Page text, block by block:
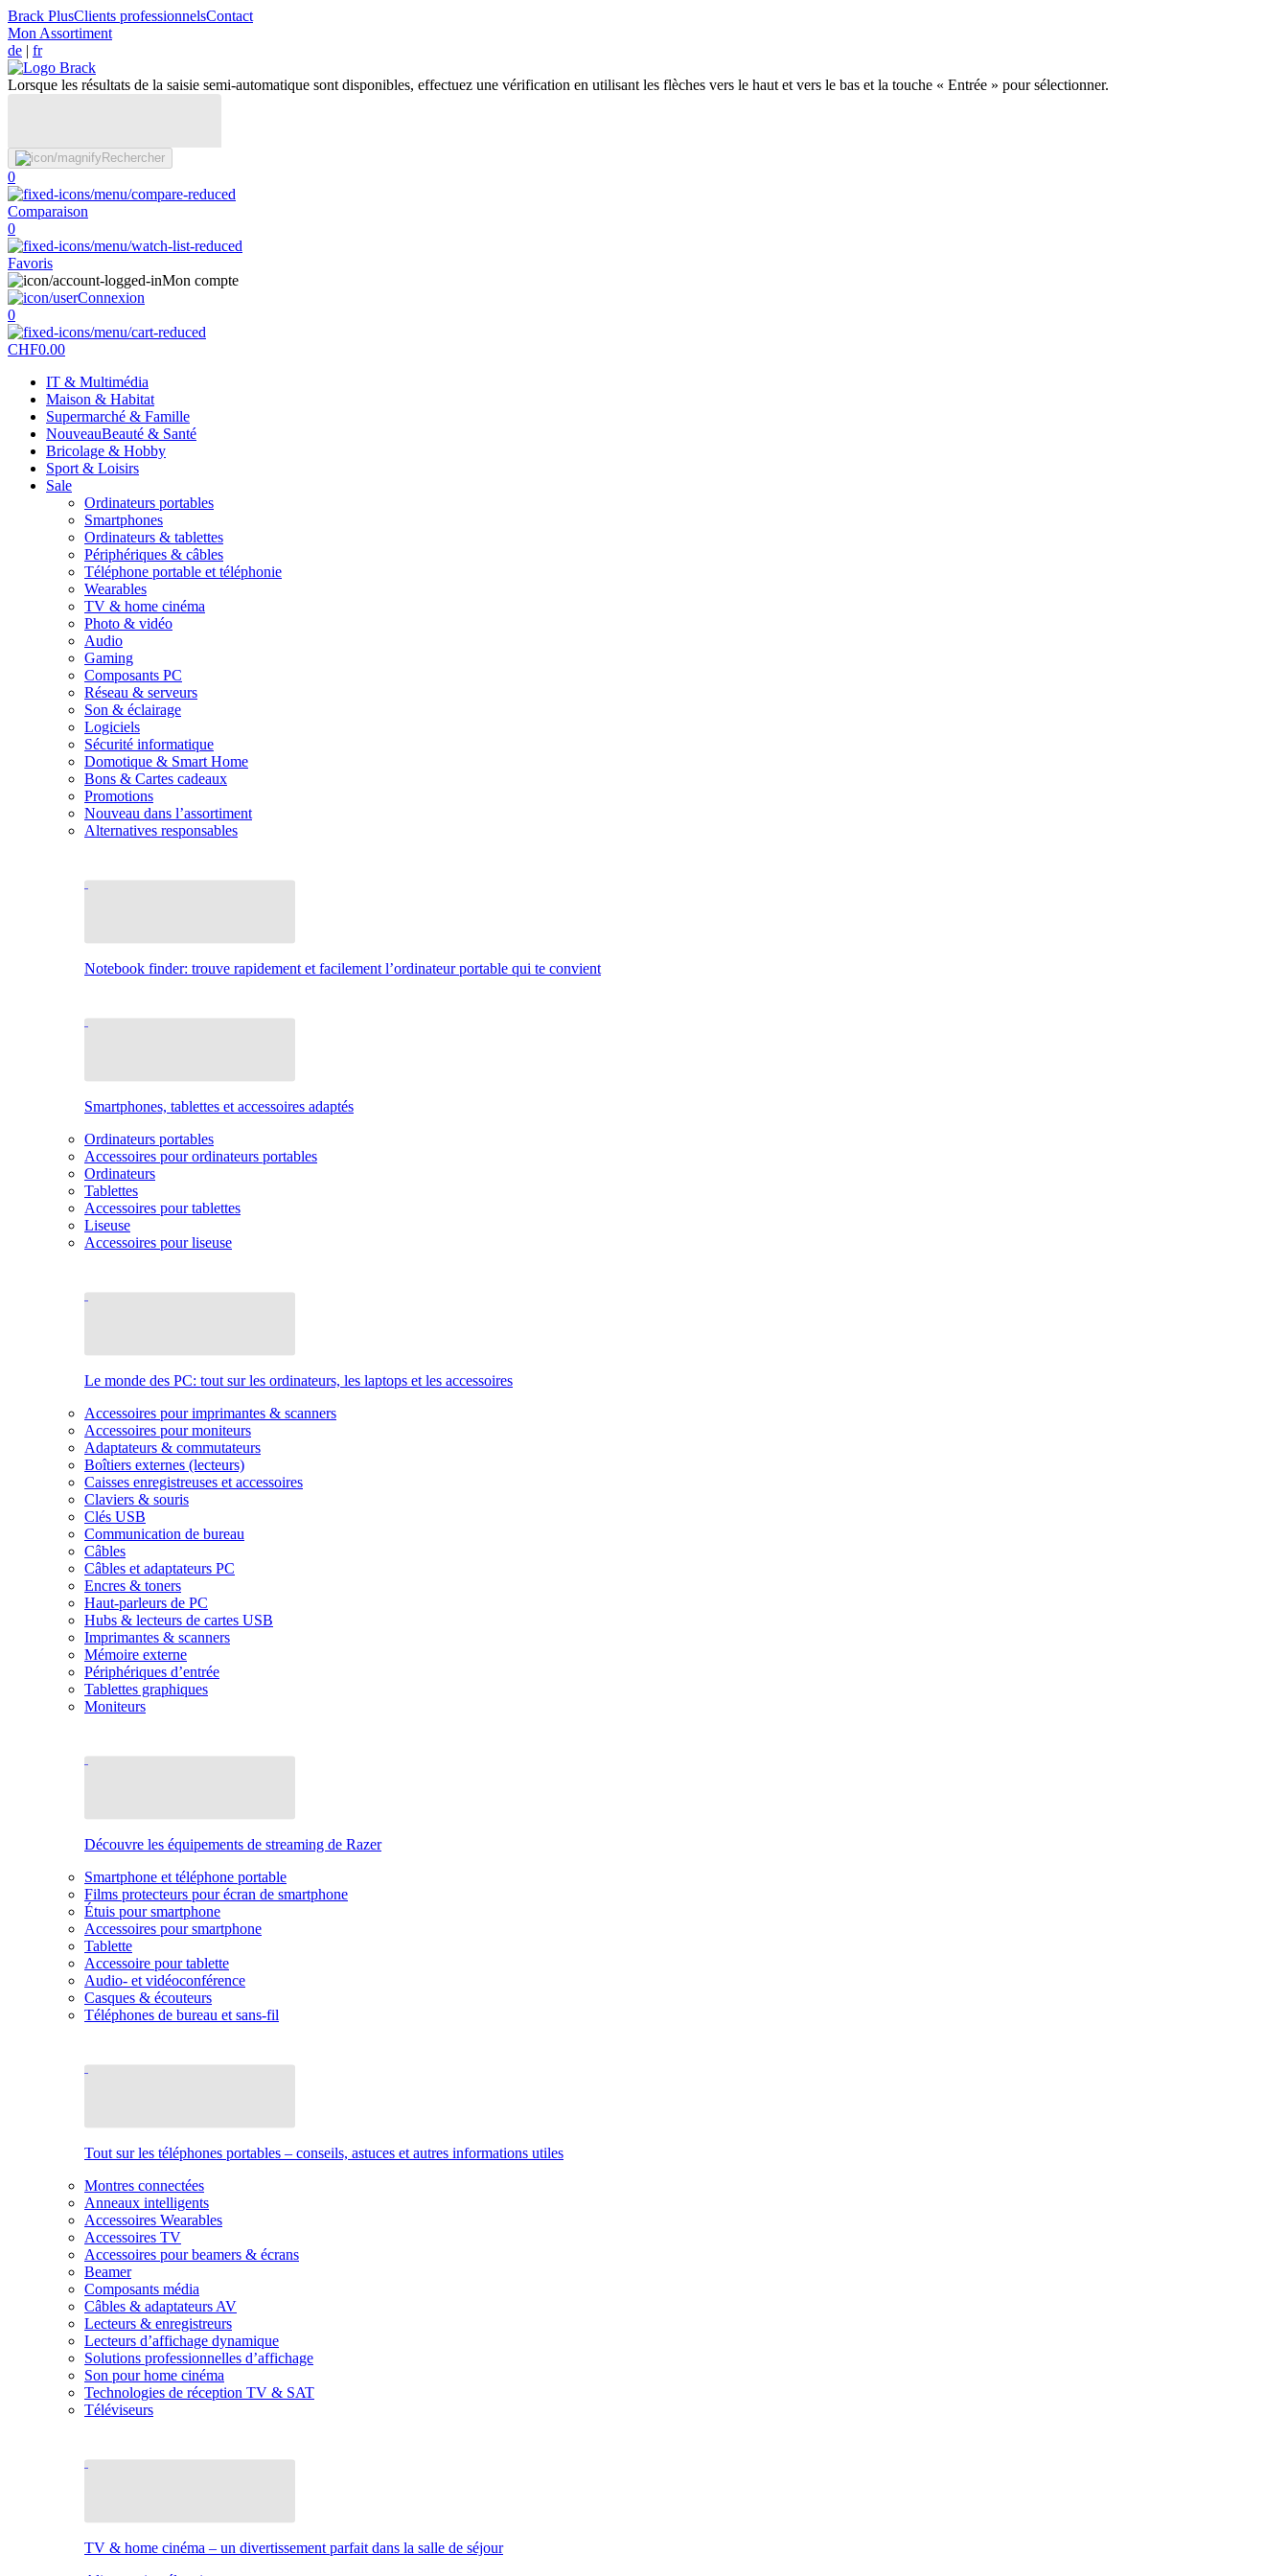
Brack PlusClients professionnelsContact
Mon Assortiment
de | fr
Lorsque les résultats de la saisie semi-automatique sont disponibles, effectuez une vérification en utilisant les flèches vers le haut et vers le bas et la touche « Entrée » pour sélectionner.
Rechercher
0
Comparaison
0
Favoris
Mon compte
Connexion
0
CHF0.00
IT & Multimédia
Maison & Habitat
Supermarché & Famille
NouveauBeauté & Santé
Bricolage & Hobby
Sport & Loisirs
Sale
Ordinateurs portables
Smartphones
Ordinateurs & tablettes
Périphériques & câbles
Téléphone portable et téléphonie
Wearables
TV & home cinéma
Photo & vidéo
Audio
Gaming
Composants PC
Réseau & serveurs
Son & éclairage
Logiciels
Sécurité informatique
Domotique & Smart Home
Bons & Cartes cadeaux
Promotions
Nouveau dans l’assortiment
Alternatives responsables
Notebook finder: trouve rapidement et facilement l’ordinateur portable qui te convient
Smartphones, tablettes et accessoires adaptés
Ordinateurs portables
Accessoires pour ordinateurs portables
Ordinateurs
Tablettes
Accessoires pour tablettes
Liseuse
Accessoires pour liseuse
Le monde des PC: tout sur les ordinateurs, les laptops et les accessoires
Accessoires pour imprimantes & scanners
Accessoires pour moniteurs
Adaptateurs & commutateurs
Boîtiers externes (lecteurs)
Caisses enregistreuses et accessoires
Claviers & souris
Clés USB
Communication de bureau
Câbles
Câbles et adaptateurs PC
Encres & toners
Haut-parleurs de PC
Hubs & lecteurs de cartes USB
Imprimantes & scanners
Mémoire externe
Périphériques d’entrée
Tablettes graphiques
Moniteurs
Découvre les équipements de streaming de Razer
Smartphone et téléphone portable
Films protecteurs pour écran de smartphone
Étuis pour smartphone
Accessoires pour smartphone
Tablette
Accessoire pour tablette
Audio- et vidéoconférence
Casques & écouteurs
Téléphones de bureau et sans-fil
Tout sur les téléphones portables – conseils, astuces et autres informations utiles
Montres connectées
Anneaux intelligents
Accessoires Wearables
Accessoires TV
Accessoires pour beamers & écrans
Beamer
Composants média
Câbles & adaptateurs AV
Lecteurs & enregistreurs
Lecteurs d’affichage dynamique
Solutions professionnelles d’affichage
Son pour home cinéma
Technologies de réception TV & SAT
Téléviseurs
TV & home cinéma – un divertissement parfait dans la salle de séjour